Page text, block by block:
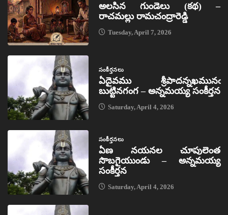
అలసిన గుండెలు (కథ) –
రాచమల్లు రామచంద్రారెడ్డి
Tuesday, April 7, 2026
సంకీర్తనలు
ఏదైవము శ్రీపాదన్నఖమునఁ
బుట్టినగంగ – అన్నమయ్య సంకీర్తన
Saturday, April 4, 2026
సంకీర్తనలు
ఏణ నయనల చూపులెంత
సొబగైయుండు – అన్నమయ్య
సంకీర్తన
Saturday, April 4, 2026